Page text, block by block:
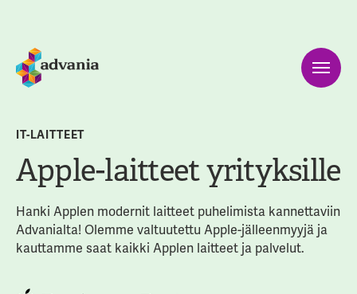
IT-LAITTEET
Apple-laitteet yrityksille
Hanki Applen modernit laitteet puhelimista kannettaviin
Advanialta! Olemme valtuutettu Apple-jälleenmyyjä ja
kauttamme saat kaikki Applen laitteet ja palvelut.